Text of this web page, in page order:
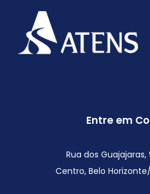
Entre em
Rua dos Guajajaras,
Centro, Belo